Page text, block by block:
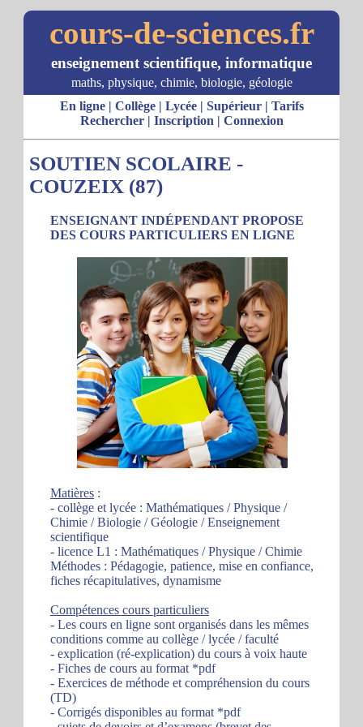
cours-de-sciences.fr
enseignement scientifique, informatique
maths, physique, chimie, biologie, géologie
En ligne| Collège| Lycée| Supérieur| Tarifs
Rechercher| Inscription | Connexion
SOUTIEN SCOLAIRE -
COUZEIX (87)
ENSEIGNANT INDÉPENDANT PROPOSE
DES COURS PARTICULIERS EN LIGNE
Matières :
- collège et lycée : Mathématiques / Physique /
Chimie / Biologie / Géologie / Enseignement
scientifique
- licence L1 : Mathématiques / Physique / Chimie
Méthodes : Pédagogie, patience, mise en confiance,
fiches récapitulatives, dynamisme
Compétences cours particuliers
- Les cours en ligne sont organisés dans les mêmes
conditions comme au collège / lycée / faculté
- explication (ré-explication) du cours à voix haute
- Fiches de cours au format *pdf
- Exercices de méthode et compréhension du cours
(TD)
- Corrigés disponibles au format *pdf